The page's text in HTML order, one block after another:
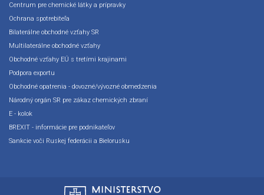
Centrum pre chemické látky a prípravky
Ochrana spotrebiteľa
Bilaterálne obchodné vzťahy SR
Multilaterálne obchodné vzťahy
Obchodné vzťahy EÚ s tretími krajinami
Podpora exportu
Obchodné opatrenia - dovozné/vývozné obmedzenia
Národný orgán SR pre zákaz chemických zbraní
E - kolok
BREXIT - informácie pre podnikateľov
Sankcie voči Ruskej federácii a Bielorusku